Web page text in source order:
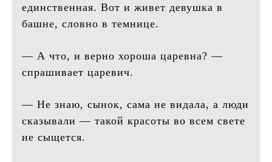
единственная. Вот и живет девушка в
башне, словно в темнице.
— А что, и верно хороша царевна? —
спрашивает царевич.
— Не знаю, сынок, сама не видала, а люди
сказывали — такой красоты во всем свете
не сыщется.